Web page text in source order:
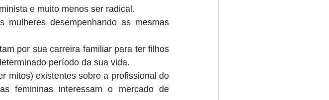
e muito menos ser radical.
mulheres desempenhando as mesmas
por sua carreira familiar para ter filhos
período da sua vida.
mitos) existentes sobre a profissional do
femininas interessam o mercado de